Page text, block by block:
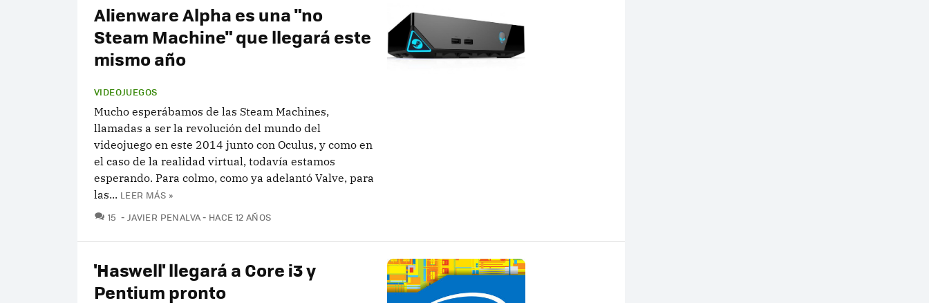
Alienware Alpha es una "no
Steam Machine" que llegará este
mismo año
VIDEOJUEGOS
Mucho esperábamos de las Steam Machines,
llamadas a ser la revolución del mundo del
videojuego en este 2014 junto con Oculus, y como en
el caso de la realidad virtual, todavía estamos
esperando. Para colmo, como ya adelantó Valve, para
las... LEER MÁS »
15 COMENTARIOS
JAVIER PENALVA HACE 12 AÑOS
'Haswell' llegará a Core i3 y
Pentium pronto